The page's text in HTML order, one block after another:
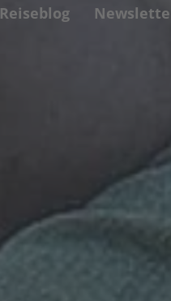
Reiseblog